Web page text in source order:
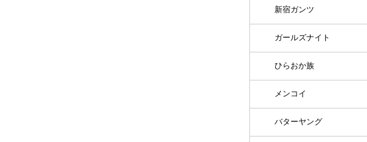
新宿ガンツ
ガールズナイト
ひらおか族
メンコイ
バターヤング